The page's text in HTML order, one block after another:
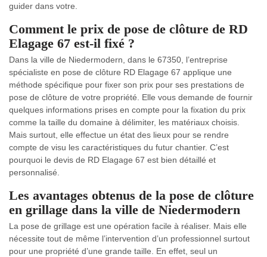
guider dans votre.
Comment le prix de pose de clôture de RD
Elagage 67 est-il fixé ?
Dans la ville de Niedermodern, dans le 67350, l’entreprise
spécialiste en pose de clôture RD Elagage 67 applique une
méthode spécifique pour fixer son prix pour ses prestations de
pose de clôture de votre propriété. Elle vous demande de fournir
quelques informations prises en compte pour la fixation du prix
comme la taille du domaine à délimiter, les matériaux choisis.
Mais surtout, elle effectue un état des lieux pour se rendre
compte de visu les caractéristiques du futur chantier. C’est
pourquoi le devis de RD Elagage 67 est bien détaillé et
personnalisé.
Les avantages obtenus de la pose de clôture
en grillage dans la ville de Niedermodern
La pose de grillage est une opération facile à réaliser. Mais elle
nécessite tout de même l’intervention d’un professionnel surtout
pour une propriété d’une grande taille. En effet, seul un